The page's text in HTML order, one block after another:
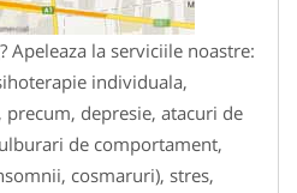
Apeleaza la serviciile noastre:
individuala,
depresie, atacuri de
de comportament,
cosmaruri), stres,